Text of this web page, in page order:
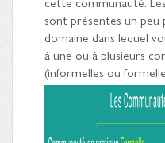
sont présentes un
domaine dans lequel
à une ou à plusieurs
(informelles ou